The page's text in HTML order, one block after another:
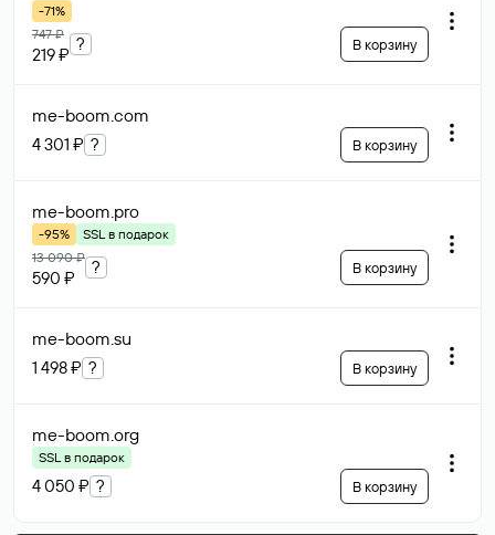
-71%
747 ₽
219 ₽
? В корзину
me-boom.com
4 301 ₽ ? В корзину
me-boom.pro
-95%
SSL в подарок
13 090 ₽
590 ₽
? В корзину
me-boom.su
1 498 ₽ ? В корзину
me-boom.org
SSL в подарок
4 050 ₽ ? В корзину